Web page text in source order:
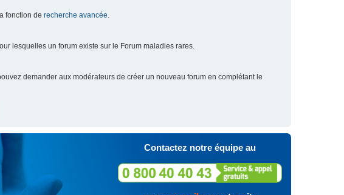
fonction de recherche avancée.
lesquelles un forum existe sur le Forum maladies rares.
demander aux modérateurs de créer un nouveau forum en complétant le
Contactez notre équipe au